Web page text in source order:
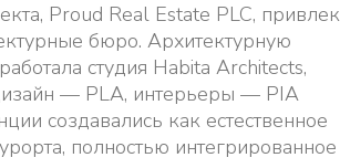
Proud Real Estate PLC, привлек
бюро. Архитектурную
студия Habita Architects,
— PLA, интерьеры — PIA
создавались как естественное
полностью